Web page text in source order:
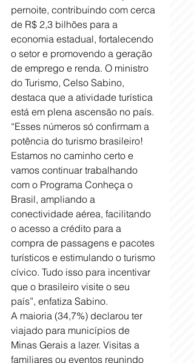
pernoite, contribuindo com cerca
de R$ 2,3 bilhões para a
economia estadual, fortalecendo
o setor e promovendo a geração
de emprego e renda. O ministro
do Turismo, Celso Sabino,
destaca que a atividade turística
está em plena ascensão no país.
“Esses números só confirmam a
potência do turismo brasileiro!
Estamos no caminho certo e
vamos continuar trabalhando
com o Programa Conheça o
Brasil, ampliando a
conectividade aérea, facilitando
o acesso a crédito para a
compra de passagens e pacotes
turísticos e estimulando o turismo
cívico. Tudo isso para incentivar
que o brasileiro visite o seu
país”, enfatiza Sabino.
A maioria (34,7%) declarou ter
viajado para municípios de
Minas Gerais a lazer. Visitas a
familiares ou eventos reunindo